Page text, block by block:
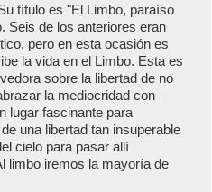
título es "El Limbo, paraíso
Seis de los anteriores eran
pero en esta ocasión es
la vida en el Limbo. Esta es
sobre la libertad de no
la mediocridad con
lugar fascinante para
una libertad tan insuperable
cielo para pasar allí
limbo iremos la mayoría de